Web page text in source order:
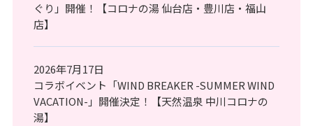
ぐり」開催！【コロナの湯 仙台店・豊川店・福山
店】
2026年7月17日
コラボイベント「WIND BREAKER -SUMMER WIND
VACATION-」開催決定！【天然温泉 中川コロナの
湯】